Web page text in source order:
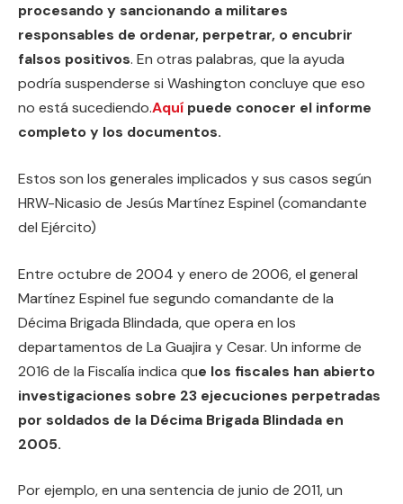
procesando y sancionando a militares
responsables de ordenar, perpetrar, o encubrir
falsos positivos. En otras palabras, que la ayuda
podría suspenderse si Washington concluye que eso
no está sucediendo.Aquí puede conocer el informe
completo y los documentos.
Estos son los generales implicados y sus casos según
HRW-Nicasio de Jesús Martínez Espinel (comandante
del Ejército)
Entre octubre de 2004 y enero de 2006, el general
Martínez Espinel fue segundo comandante de la
Décima Brigada Blindada, que opera en los
departamentos de La Guajira y Cesar. Un informe de
2016 de la Fiscalía indica que los fiscales han abierto
investigaciones sobre 23 ejecuciones perpetradas
por soldados de la Décima Brigada Blindada en
2005.
Por ejemplo, en una sentencia de junio de 2011, un